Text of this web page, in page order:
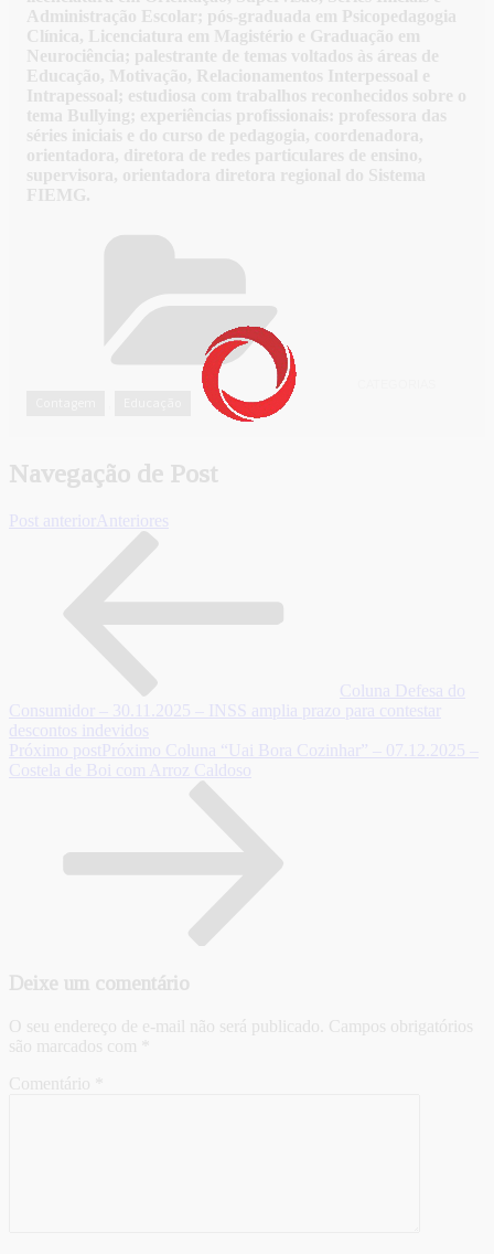
Administração Escolar; pós-graduada em Psicopedagogia
Clínica, Licenciatura em Magistério e Graduação em
Neurociência; palestrante de temas voltados às áreas de
Educação, Motivação, Relacionamentos Interpessoal e
Intrapessoal; estudiosa com trabalhos reconhecidos sobre o
tema Bullying; experiências profissionais: professora das
séries iniciais e do curso de pedagogia, coordenadora,
orientadora, diretora de redes particulares de ensino,
supervisora, orientadora diretora regional do Sistema
FIEMG.
Navegação de Post
Post anterior Anteriores
Coluna Defesa do
Consumidor – 30.11.2025 – INSS amplia prazo para contestar
descontos indevidos
Próximo post Próximo Coluna “Uai Bora Cozinhar” – 07.12.2025 –
Costela de Boi com Arroz Caldoso
Deixe um comentário
O seu endereço de e-mail não será publicado. Campos obrigatórios
são marcados com
Comentário